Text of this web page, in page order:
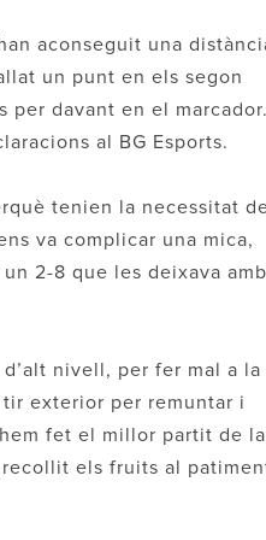
aconseguit una
un punt en els segon
per davant en el marcador.
al BG Esports.
tenien la necessitat
va complicar una mica,
2-8 que les deixava amb
nivell, per fer mal a la
exterior per remuntar i
fet el millor partit de la
recollit els fruits al